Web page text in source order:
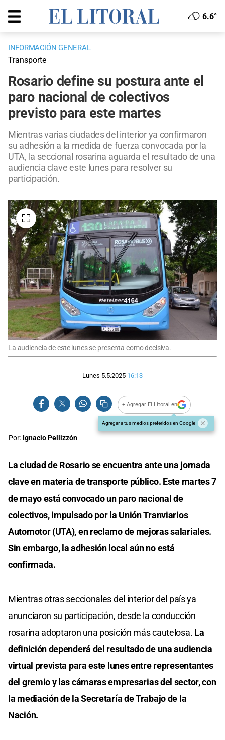
6.6°
INFORMACIÓN GENERAL
Transporte
Rosario define su postura ante el
paro nacional de colectivos
previsto para este martes
Mientras varias ciudades del interior ya confirmaron
su adhesión a la medida de fuerza convocada por la
UTA, la seccional rosarina aguarda el resultado de una
audiencia clave este lunes para resolver su
participación.
La audiencia de este lunes se presenta como decisiva.
Lunes 5.5.2025 16:13
+ Agregar El Litoral en
Agregar a tus medios preferidos en Google
Por: Ignacio Pellizzón
La ciudad de Rosario se encuentra ante una jornada
clave en materia de transporte público. Este martes 7
de mayo está convocado un paro nacional de
colectivos, impulsado por la Unión Tranviarios
Automotor (UTA), en reclamo de mejoras salariales.
Sin embargo, la adhesión local aún no está
confirmada.
Mientras otras seccionales del interior del país ya
anunciaron su participación, desde la conducción
rosarina adoptaron una posición más cautelosa. La
definición dependerá del resultado de una audiencia
virtual prevista para este lunes entre representantes
del gremio y las cámaras empresarias del sector, con
la mediación de la Secretaría de Trabajo de la
Nación.